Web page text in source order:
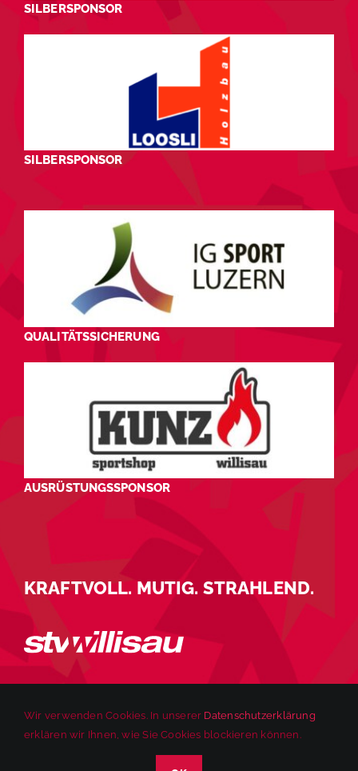
SILBERSPONSOR
SILBERSPONSOR
QUALITÄTSSICHERUNG
AUSRÜSTUNGSSPONSOR
KRAFTVOLL. MUTIG. STRAHLEND.
© 2025 STV Willisau | Alle Rechte vorbehalten. |
Wir verwenden Cookies. In unserer Datenschutzerklärung
erklären wir Ihnen, wie Sie Cookies blockieren können.